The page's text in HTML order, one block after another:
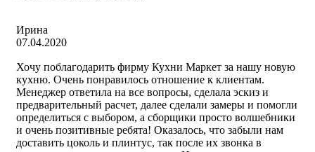
Ирина
07.04.2020
Хочу поблагодарить фирму Кухни Маркет за нашу новую
кухню. Очень понравилось отношение к клиентам.
Менеджер ответила на все вопросы, сделала эскиз и
предварительный расчет, далее сделали замеры и помогли
определиться с выбором, а сборщики просто волшебники
и очень позитивные ребята! Оказалось, что забыли нам
доставить цоколь и плинтус, так после их звонка в